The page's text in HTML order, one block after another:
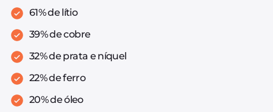
61% de lítio
39% de cobre
32% de prata e níquel
22% de ferro
20% de óleo